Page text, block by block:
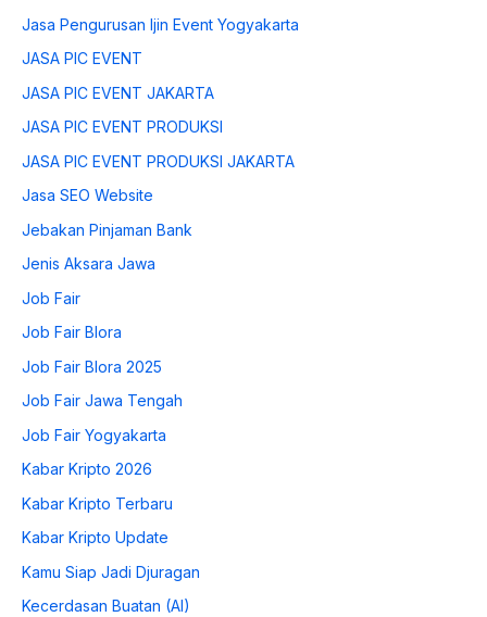
Jasa Pengurusan Ijin Event Yogyakarta
JASA PIC EVENT
JASA PIC EVENT JAKARTA
JASA PIC EVENT PRODUKSI
JASA PIC EVENT PRODUKSI JAKARTA
Jasa SEO Website
Jebakan Pinjaman Bank
Jenis Aksara Jawa
Job Fair
Job Fair Blora
Job Fair Blora 2025
Job Fair Jawa Tengah
Job Fair Yogyakarta
Kabar Kripto 2026
Kabar Kripto Terbaru
Kabar Kripto Update
Kamu Siap Jadi Djuragan
Kecerdasan Buatan (AI)